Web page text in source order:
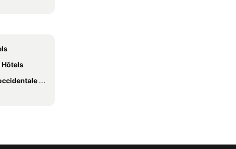
Hôtels
Hôtels